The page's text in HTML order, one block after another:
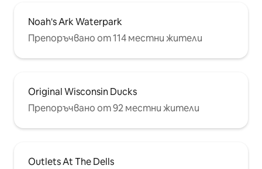
Noah's Ark Waterpark
Препоръчвано от 114 местни жители
Original Wisconsin Ducks
Препоръчвано от 92 местни жители
Outlets At The Dells